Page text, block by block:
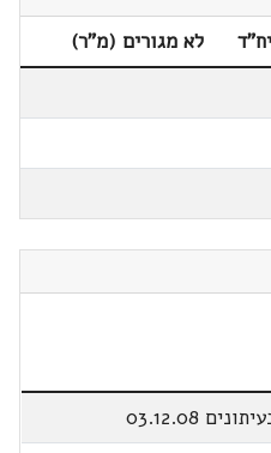
יח"ד
לא מגורים (מ"ר)
03.12.08